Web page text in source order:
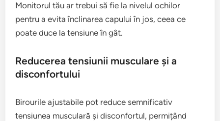
Monitorul tău ar trebui să fie la nivelul ochilor
pentru a evita înclinarea capului în jos, ceea ce
poate duce la tensiune în gât.
Reducerea tensiunii musculare și a
disconfortului
Birourile ajustabile pot reduce semnificativ
tensiunea musculară și disconfortul, permițând